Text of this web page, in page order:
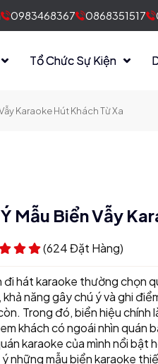
0983468367 0868351517
Tổ Chức Sự Kiện
Karaoke Hút Khách Từ Xa
Mẫu Biển Vẫy
(624 Đặt Hàng)
đi hát karaoke thường chọn
khả năng gây chú ý và ghi
Trong đó, biển hiệu chính
khách có ngoái nhìn quán
karaoke của mình nổi bật
những mẫu biển karaoke